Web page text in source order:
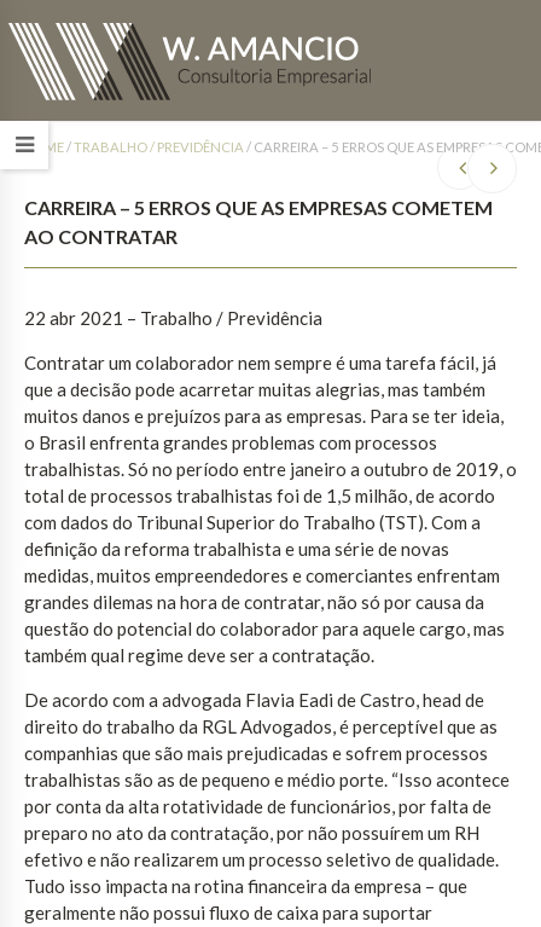
HOME/TRABALHO / PREVIDÊNCIA / CARREIRA – 5 ERROS QUE AS EMPRESAS
CARREIRA – 5 ERROS QUE AS EMPRESAS COMETEM
AO CONTRATAR
22 abr 2021 – Trabalho / Previdência
Contratar um colaborador nem sempre é uma tarefa fácil, já
que a decisão pode acarretar muitas alegrias, mas também
muitos danos e prejuízos para as empresas. Para se ter ideia,
o Brasil enfrenta grandes problemas com processos
trabalhistas. Só no período entre janeiro a outubro de 2019, o
total de processos trabalhistas foi de 1,5 milhão, de acordo
com dados do Tribunal Superior do Trabalho (TST). Com a
definição da reforma trabalhista e uma série de novas
medidas, muitos empreendedores e comerciantes enfrentam
grandes dilemas na hora de contratar, não só por causa da
questão do potencial do colaborador para aquele cargo, mas
também qual regime deve ser a contratação.
De acordo com a advogada Flavia Eadi de Castro, head de
direito do trabalho da RGL Advogados, é perceptível que as
companhias que são mais prejudicadas e sofrem processos
trabalhistas são as de pequeno e médio porte. “Isso acontece
por conta da alta rotatividade de funcionários, por falta de
preparo no ato da contratação, por não possuírem um RH
efetivo e não realizarem um processo seletivo de qualidade.
Tudo isso impacta na rotina financeira da empresa – que
geralmente não possui fluxo de caixa para suportar